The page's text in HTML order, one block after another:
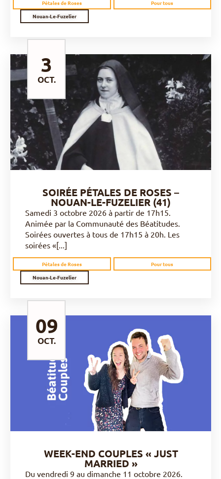
Pétales de Roses
Pour tous
Nouan-Le-Fuzelier
OCT.
DÉCOUVRIR
SOIRÉE PÉTALES DE ROSES –
NOUAN-LE-FUZELIER (41)
Samedi 3 octobre 2026 à partir de 17h15.
Animée par la Communauté des Béatitudes.
Soirées ouvertes à tous de 17h15 à 20h. Les
soirées «[...]
Pétales de Roses
Pour tous
Nouan-Le-Fuzelier
3
OCT.
DÉCOUVRIR
WEEK-END COUPLES « JUST
MARRIED »
Du vendredi 9 au dimanche 11 octobre 2026.
09